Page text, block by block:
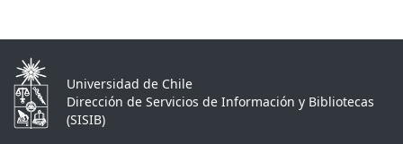
Universidad de Chile
Dirección de Servicios de Información y Bibliotecas
(SISIB)